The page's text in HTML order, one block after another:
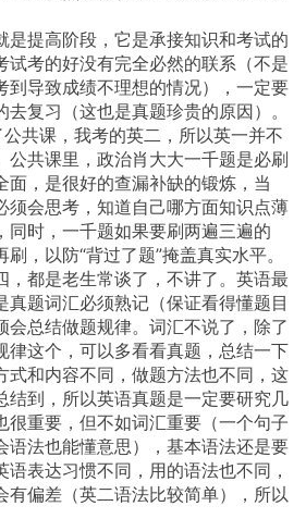
是提高阶段，它是承接知识和考试的
试考的好没有完全必然的联系（不是
到导致成绩不理想的情况），一定要
复习（这也是真题珍贵的原因）。
共课，我考的英二，所以英一并不
公共课里，政治肖大大一千题是必刷
面，是很好的查漏补缺的锻炼，当
须会思考，知道自己哪方面知识点薄
同时，一千题如果要刷两遍三遍的
，以防“背过了题”掩盖真实水平。
，都是老生常谈了，不讲了。英语最
真题词汇必须熟记（保证看得懂题目
会总结做题规律。词汇不说了，除了
律这个，可以多看看真题，总结一下
式和内容不同，做题方法也不同，这
结到，所以英语真题是一定要研究几
很重要，但不如词汇重要（一个句子
语法也能懂意思），基本语法还是要
表达习惯不同，用的语法也不同，
有偏差（英二语法比较简单），所以